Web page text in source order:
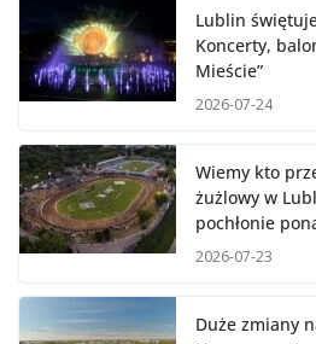
Lublin
Koncerty,
Mieście”
2026-07-24
Wiemy kto
żużlowy w
pochłonie
2026-07-23
Duże zmiany